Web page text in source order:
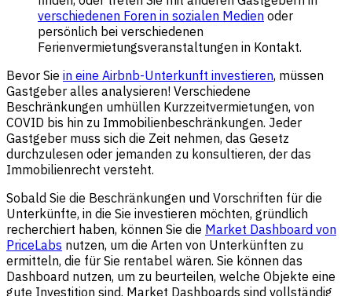
verschiedenen Foren in sozialen Medien oder
persönlich bei verschiedenen
Ferienvermietungsveranstaltungen in Kontakt.
Bevor Sie in eine Airbnb-Unterkunft investieren, müssen
Gastgeber alles analysieren! Verschiedene
Beschränkungen umhüllen Kurzzeitvermietungen, von
COVID bis hin zu Immobilienbeschränkungen. Jeder
Gastgeber muss sich die Zeit nehmen, das Gesetz
durchzulesen oder jemanden zu konsultieren, der das
Immobilienrecht versteht.
Sobald Sie die Beschränkungen und Vorschriften für die
Unterkünfte, in die Sie investieren möchten, gründlich
recherchiert haben, können Sie die Market Dashboard von
PriceLabs nutzen, um die Arten von Unterkünften zu
ermitteln, die für Sie rentabel wären. Sie können das
Dashboard nutzen, um zu beurteilen, welche Objekte eine
gute Investition sind. Market Dashboards sind vollständig